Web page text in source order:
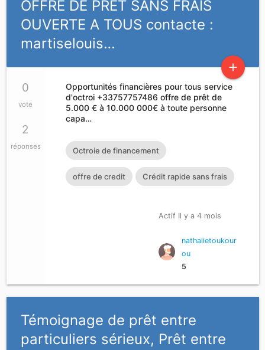
OFFRE DE PRET SANS FRAIS
OUVERTE A TOUS contacte :
martiselouis…
add
0
vote
2
réponses
Opportunités financières pour tous service
d'octroi +33757757486 offre de prêt de
5.000 € à 10.000 000€ à toute personne
capa…
Octroie de financement
offre de credit Crédit rapide sans frais
Actif Il y a 4 mois
nathalietoukour
ou
5
Témoignage de prêt entre
particuliers sérieux, Prêt entre